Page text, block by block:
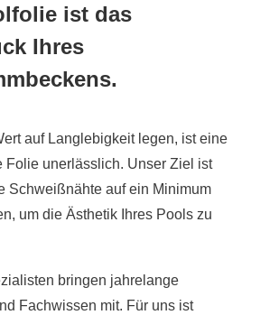
ist das
Ihres
auf Langlebigkeit legen, ist eine
Folie unerlässlich. Unser Ziel ist
Schweißnähte auf ein Minimum
um die Ästhetik Ihres Pools zu
bringen jahrelange
Fachwissen mit. Für uns ist